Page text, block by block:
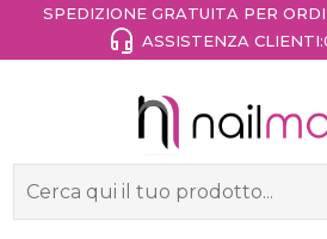
SPEDIZIONE GRATUITA PER
ASSISTENZA CLIENTI: